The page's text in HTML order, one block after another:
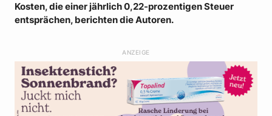
Kosten, die einer jährlich 0,22-prozentigen Steuer
entsprächen, berichten die Autoren.
ANZEIGE